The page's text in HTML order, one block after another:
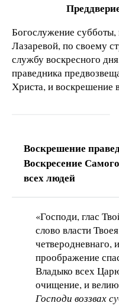
Богослужение
Лазаревой, по своему
службу воскресного
праведника
Христа, и воскрешение
Воскрешение
Воскресение
всех людей
«Господи, глас
слово власти
четверодневнаго,
проображение
Владыко всех
очищение, и
Господи воззвах